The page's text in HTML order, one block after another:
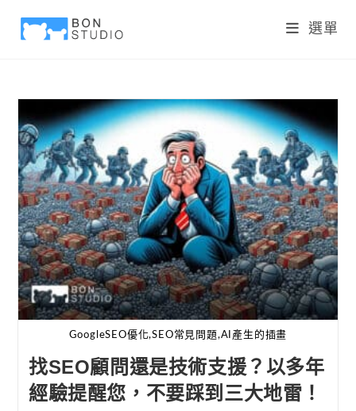
選單
GoogleSEO優化,SEO常見問題,AI產生的插畫
找SEO顧問還是技術支援？以多年
經驗提醒您，不要踩到三大地雷！